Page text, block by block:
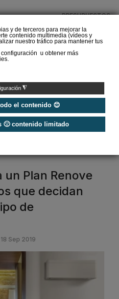
y de terceros para mejorar la
contenido multimedia (vídeos y
nuestro tráfico para mantener tus
u obtener más
◮
el contenido 😊
🙁 contenido limitado
PRESUPUESTOS
(Episodio 3)
Plan Renove
que decidan
de
18 Sep 2019